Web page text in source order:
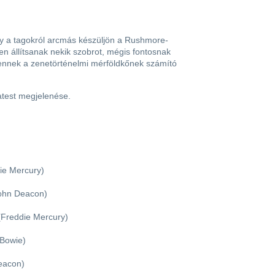
a tagokról arcmás készüljön a Rushmore-
állítsanak nekik szobrot, mégis fontosnak
a zenetörténelmi mérföldkőnek számító
megjelenése.
Mercury)
Deacon)
Mercury)